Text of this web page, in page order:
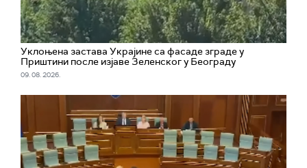
Уклоњена застава Украјине са фасаде зграде у
Приштини после изјаве Зеленског у Београду
09. 08. 2026.